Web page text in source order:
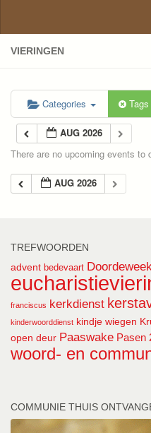
VIERINGEN
Categories Tags
AUG 2026
There are no upcoming events to
AUG 2026
TREFWOORDEN
advent bedevaart
franciscus kerkdienst
kinderwoorddienst kindje wiegen
open deur Paaswake Pasen
woord- en
COMMUNIE THUIS